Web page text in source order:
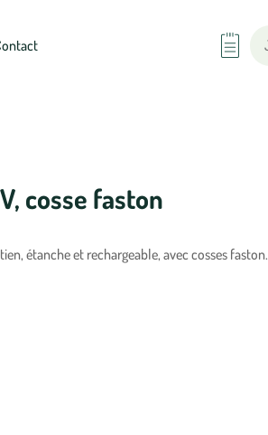
cosse faston
étanche et rechargeable, avec cosses faston.